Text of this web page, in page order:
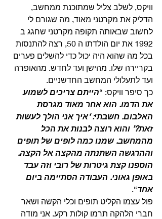
וויקס, לשלב צליל שמתוכנת ממחשב,
הדליק את מקרטני מאוד, מה שגורם לי
לחשוב שבאותה תקופה מקרטני שחגג ב
1992 את יום הולדתו ה 50, רצה להתנסות
בכל מה שהוא היה יכול כדי להשלים פערים
בקריירה שלו. מהישן ועד לחדש. מהאופרה
ועד לתעלולי המחשב החדשניים.
כך סיפר וויקס: “הייתם צריכים לשמוע
את הדמו. הוא אחר מאוד מגרסת
האלבום. חשבתי: ‘איך אני הולך לעשות
זאת?’ והוא רוצה לבנות את הכל
מהמחשב. שמנו כמה לופים של תופים
וההרגשה השתנתה מהקצה אל הקצה.
הוספנו קצת גיטרות של רובי וזה עבד
באופן גאוני. העבודה הסתיימה ביום
אחד“.
פול עצמו הקליט תופים וכלי הקשה ושאר
חברי הלהקה תרמו קולות רקע. אני מודה